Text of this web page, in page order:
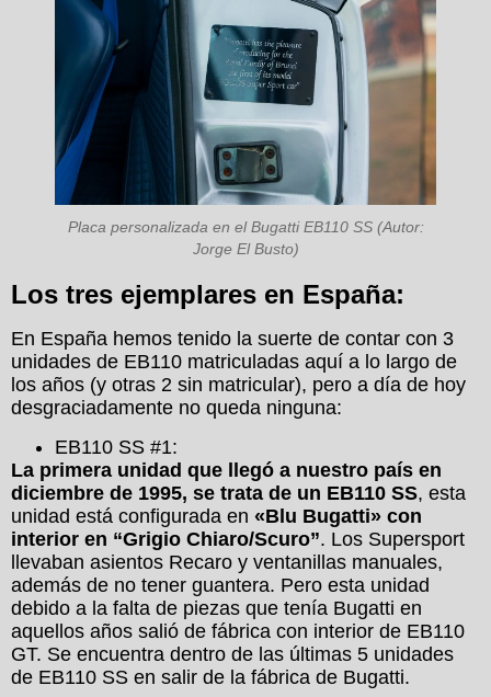
Placa personalizada en el Bugatti EB110 SS (Autor:
Jorge El Busto)
Los tres ejemplares en España:
En España hemos tenido la suerte de contar con 3
unidades de EB110 matriculadas aquí a lo largo de
los años (y otras 2 sin matricular), pero a día de hoy
desgraciadamente no queda ninguna:
EB110 SS #1:
La primera unidad que llegó a nuestro país en
diciembre de 1995, se trata de un EB110 SS, esta
unidad está configurada en «Blu Bugatti» con
interior en “Grigio Chiaro/Scuro”. Los Supersport
llevaban asientos Recaro y ventanillas manuales,
además de no tener guantera. Pero esta unidad
debido a la falta de piezas que tenía Bugatti en
aquellos años salió de fábrica con interior de EB110
GT. Se encuentra dentro de las últimas 5 unidades
de EB110 SS en salir de la fábrica de Bugatti.